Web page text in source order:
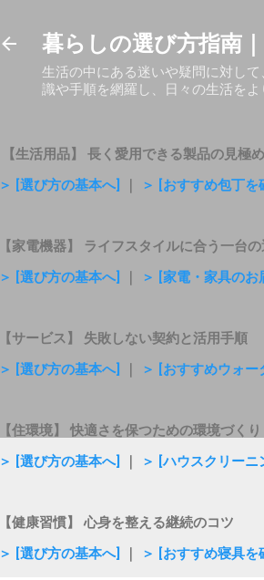
暮らしの選び方指南
生活の中にある迷いや疑問に対し
識や手順を網羅し、日々の生活を
【生活用品】 長く愛用できる製品の見極め
＞ [選び方の基本へ]
＞ [おすすめ包丁を
【家電機器】 ライフスタイルに合う一台
＞ [選び方の基本へ]
＞ [家電・家具の
【サービス】 失敗しない契約と活用手順
＞ [選び方の基本へ]
＞ [おすすめウォ
【住環境】 快適さを保つための環境づくり
＞ [選び方の基本へ]
＞ [ハウスクリーニ
【健康習慣】 心身を整える継続のコツ
＞ [選び方の基本へ]
＞ [おすすめ寝具を